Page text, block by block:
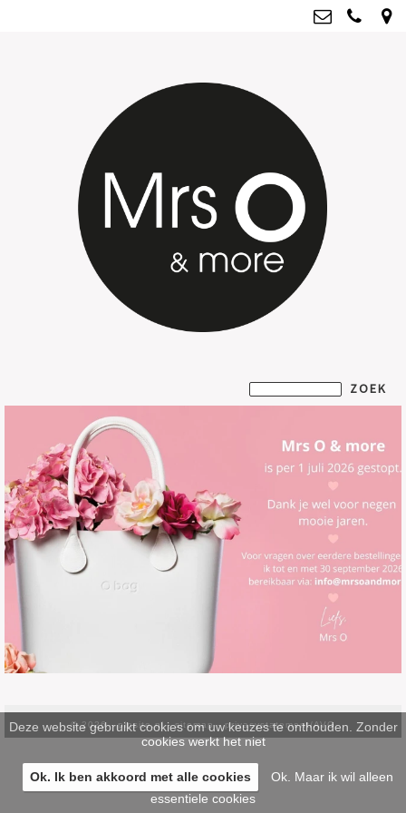
Kvk: Mrs O & more - 67796435
BTWnr: NL001835603B07
© 2026 -pinsite.nl-sitemap-privacystatement/AVG
Deze website gebruikt cookies om uw keuzes te onthouden. Zonder
cookies werkt het niet
Ok. Ik ben akkoord met alle cookies
Ok. Maar ik wil alleen
essentiele cookies